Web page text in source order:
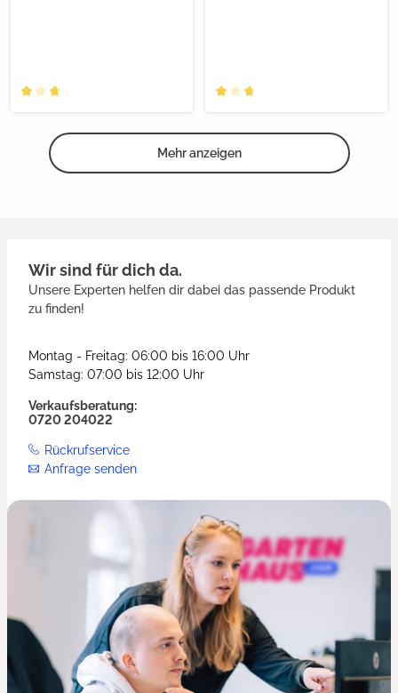
Mehr anzeigen
Wir sind für dich da.
Unsere Experten helfen dir dabei das passende Produkt
zu finden!
Montag - Freitag: 06:00 bis 16:00 Uhr
Samstag: 07:00 bis 12:00 Uhr
Verkaufsberatung:
0720 204022
Rückrufservice
Anfrage senden